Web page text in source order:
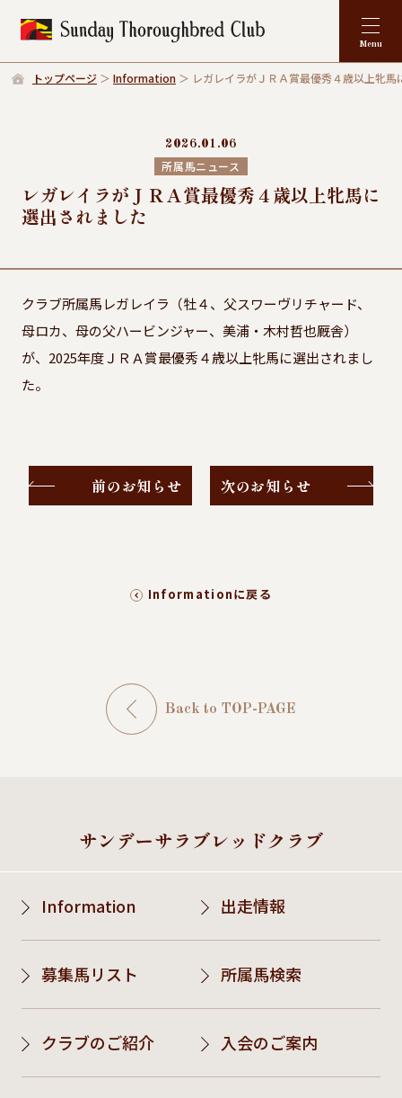
トップページ Information レガレイラがＪＲＡ賞最優秀４歳以上牝馬
2026.01.06
所属馬ニュース
レガレイラがＪＲＡ賞最優秀４歳以上牝馬に
選出されました
クラブ所属馬レガレイラ（牡４、父スワーヴリチャード、
母ロカ、母の父ハービンジャー、美浦・木村哲也厩舎）
が、2025年度ＪＲＡ賞最優秀４歳以上牝馬に選出されまし
た。
前のお知らせ 次のお知らせ
Informationに戻る
Back to TOP-PAGE
サンデーサラブレッドクラブ
Information 出走情報
募集馬リスト 所属馬検索
クラブのご紹介 入会のご案内